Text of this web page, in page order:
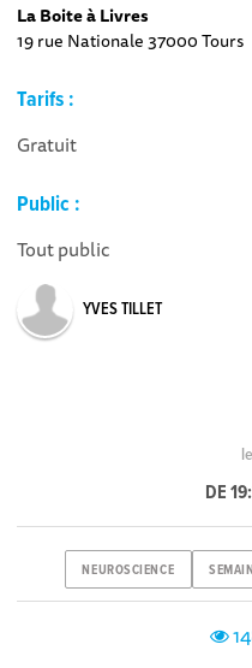
La Boite à Livres
19 rue Nationale 37000 Tours
Tarifs :
Gratuit
Public :
Tout public
YVES TILLET
le
DE
NEUROSCIENCE